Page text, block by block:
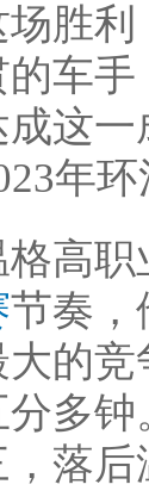
场胜
车手
这一
年
高
节奏，
的竞
多钟
落